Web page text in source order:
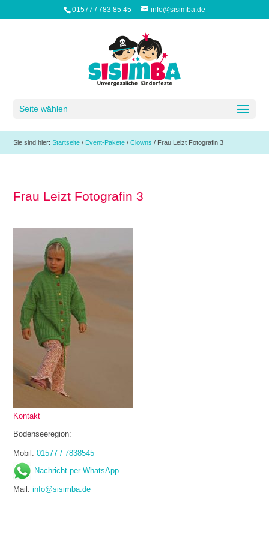
01577 / 783 85 45 info@sisimba.de
Seite wählen
Sie sind hier:Startseite / Event-Pakete /Clowns / Frau Leizt Fotografin 3
Frau Leizt Fotografin 3
Kontakt
Bodenseeregion:
Mobil:01577 / 7838545
Nachricht per WhatsApp
Mail:info@sisimba.de